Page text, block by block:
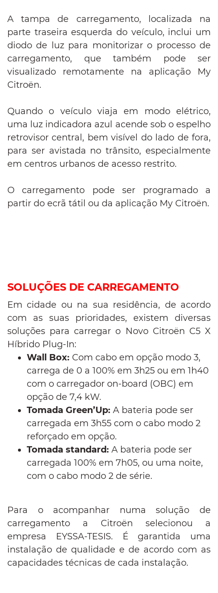
A tampa de carregamento, localizada na
parte traseira esquerda do veículo, inclui um
diodo de luz para monitorizar o processo de
carregamento, que também pode ser
visualizado remotamente na aplicação My
Citroën.
Quando o veículo viaja em modo elétrico,
uma luz indicadora azul acende sob o espelho
retrovisor central, bem visível do lado de fora,
para ser avistada no trânsito, especialmente
em centros urbanos de acesso restrito.
O carregamento pode ser programado a
partir do ecrã tátil ou da aplicação My Citroën.
SOLUÇÕES DE CARREGAMENTO
Em cidade ou na sua residência, de acordo
com as suas prioridades, existem diversas
soluções para carregar o Novo Citroën C5 X
Híbrido Plug-In:
Wall Box: Com cabo em opção modo 3,
carrega de 0 a 100% em 3h25 ou em 1h40
com o carregador on-board (OBC) em
opção de 7,4 kW.
Tomada Green’Up: A bateria pode ser
carregada em 3h55 com o cabo modo 2
reforçado em opção.
Tomada standard: A bateria pode ser
carregada 100% em 7h05, ou uma noite,
com o cabo modo 2 de série.
Para o acompanhar numa solução de
carregamento a Citroën selecionou a
empresa EYSSA-TESIS. É garantida uma
instalação de qualidade e de acordo com as
capacidades técnicas de cada instalação.